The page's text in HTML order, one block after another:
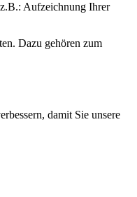
Aufzeichnung Ihrer
Dazu gehören zum
damit Sie unsere